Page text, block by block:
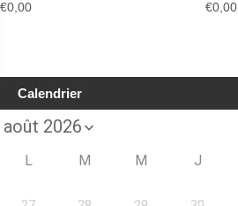
€0,00 €0,00
Calendrier
L M M J